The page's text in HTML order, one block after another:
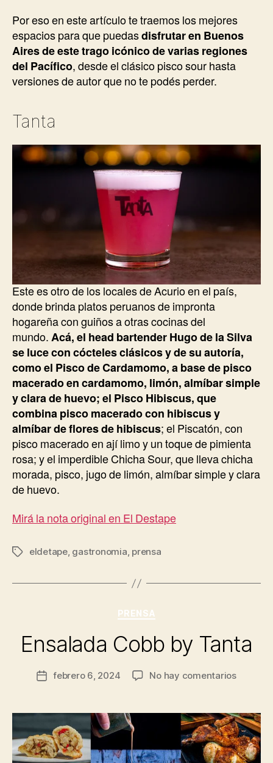
Por eso en este artículo te traemos los mejores
espacios para que puedasdisfrutar en Buenos
Aires de este trago icónico de varias regiones
del Pacífico, desde el clásico pisco sour hasta
versiones de autor que no te podés perder.
Tanta
Este es otro de los locales de Acurio en el país,
donde brinda platos peruanos de impronta
hogareña con guiños a otras cocinas del
mundo. Acá, el head bartender Hugo de la Silva
se luce con cócteles clásicos y de su autoría,
como el Pisco de Cardamomo, a base de pisco
macerado en cardamomo, limón, almíbar simple
y clara de huevo; el Pisco Hibiscus, que
combina pisco macerado con hibiscus y
almíbar de flores de hibiscus; el Piscatón, con
pisco macerado en ají limo y un toque de pimienta
rosa; y el imperdible Chicha Sour, que lleva chicha
morada, pisco, jugo de limón, almíbar simple y clara
de huevo.
Mirá la nota original en El Destape
Etiquetas
eldetape, gastronomia, prensa
Categorías
PRENSA
Ensalada Cobb by Tanta
Fecha
entrada
febrero 6, 2024 No hay comentariosen
by
Tanta